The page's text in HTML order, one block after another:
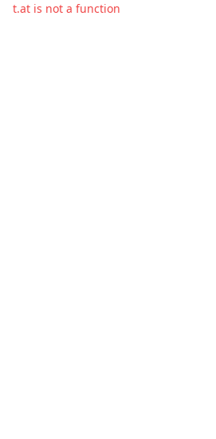
t.at is not a function